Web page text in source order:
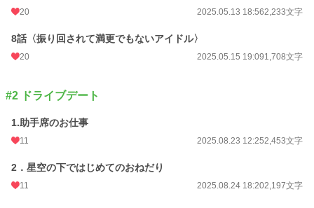
20 2025.05.13 18:562,233文字
8話〈振り回されて満更でもないアイドル〉
20 2025.05.15 19:091,708文字
#2 ドライブデート
1.助手席のお仕事
11 2025.08.23 12:252,453文字
2．星空の下ではじめてのおねだり
11 2025.08.24 18:202,197文字